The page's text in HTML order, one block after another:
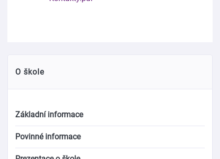
O škole
Základní informace
Povinné informace